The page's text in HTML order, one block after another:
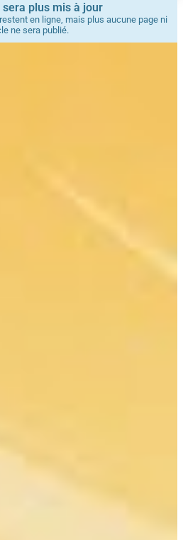
sera plus mis à jour
en ligne, mais plus aucune page ni
ne sera publié.